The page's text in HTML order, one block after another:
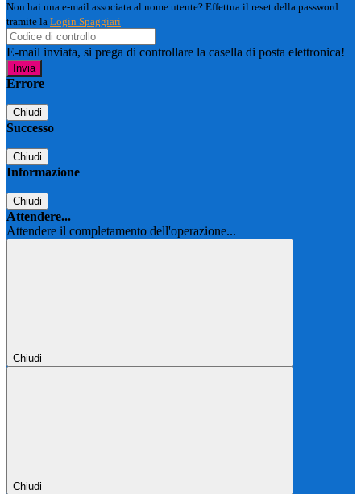
Non hai una e-mail associata al nome utente? Effettua il reset della password
tramite la Login Spaggiari
E-mail inviata, si prega di controllare la casella di posta elettronica!
Errore
Chiudi
Successo
Chiudi
Informazione
Chiudi
Attendere...
Attendere il completamento dell'operazione...
Chiudi
Chiudi